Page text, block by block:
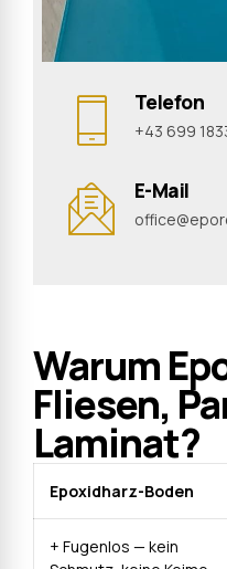
Telefon
+43 699
E-Mail
Warum
Fliesen,
Laminat?
Epoxidharz-Boden
+ Fugenlos — kein